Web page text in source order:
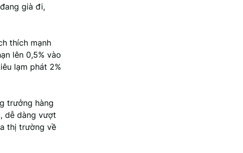
già đi,
thích mạnh
lên 0,5% vào
lạm phát 2%
trưởng hàng
dễ dàng vượt
thị trường về